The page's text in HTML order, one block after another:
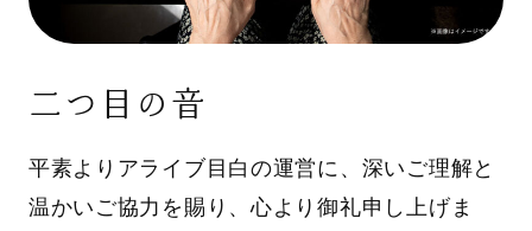
二つ目の音
平素よりアライブ目白の運営に、深いご理解と
温かいご協力を賜り、心より御礼申し上げま